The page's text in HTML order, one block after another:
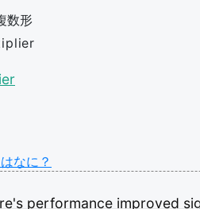
数形
なに？
performance improved